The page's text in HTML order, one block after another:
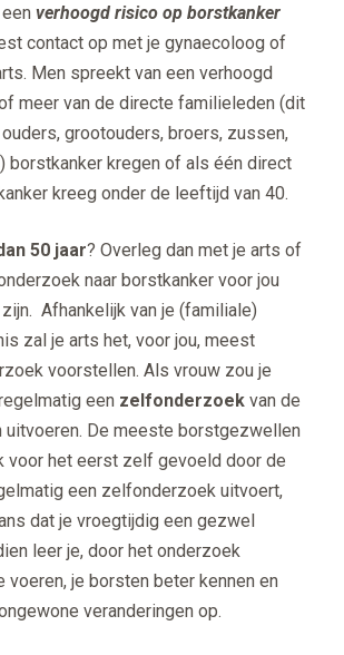
verhoogd risico op borstkanker
contact op met je gynaecoloog of
Men spreekt van een verhoogd
meer van de directe familieleden (dit
grootouders, broers, zussen,
borstkanker kregen of als één direct
kreeg onder de leeftijd van 40.
50 jaar? Overleg dan met je arts of
naar borstkanker voor jou
Afhankelijk van je (familiale)
zal je arts het, voor jou, meest
voorstellen. Als vrouw zou je
een zelfonderzoek van de
uitvoeren. De meeste borstgezwellen
voor het eerst zelf gevoeld door de
een zelfonderzoek uitvoert,
dat je vroegtijdig een gezwel
leer je, door het onderzoek
voeren, je borsten beter kennen en
veranderingen op.